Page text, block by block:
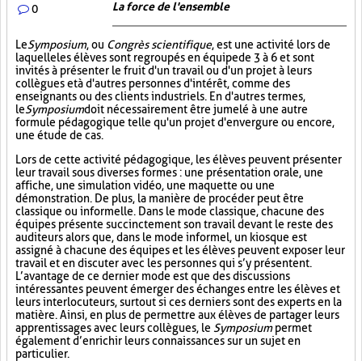
0 La force de l'ensemble
LeSymposium, ou Congrès scientifique, est une activité lors de
laquelle les élèves sont regroupés en équipe de 3 à 6 et sont
invités à présenter le fruit d'un travail ou d'un projet à leurs
collègues et à d'autres personnes d'intérêt, comme des
enseignants ou des clients industriels. En d'autres termes,
leSymposiumdoit nécessairement être jumelé à une autre
formule pédagogique telle qu'un projet d'envergure ou encore,
une étude de cas.
Lors de cette activité pédagogique, les élèves peuvent présenter
leur travail sous diverses formes : une présentation orale, une
affiche, une simulation vidéo, une maquette ou une
démonstration. De plus, la manière de procéder peut être
classique ou informelle. Dans le mode classique, chacune des
équipes présente succinctement son travail devant le reste des
auditeurs alors que, dans le mode informel, un kiosque est
assigné à chacune des équipes et les élèves peuvent exposer leur
travail et en discuter avec les personnes qui s’y présentent.
L’avantage de ce dernier mode est que des discussions
intéressantes peuvent émerger des échanges entre les élèves et
leurs interlocuteurs, surtout si ces derniers sont des experts en la
matière. Ainsi, en plus de permettre aux élèves de partager leurs
apprentissages avec leurs collègues, le Symposiumpermet
également d’enrichir leurs connaissances sur un sujet en
particulier.